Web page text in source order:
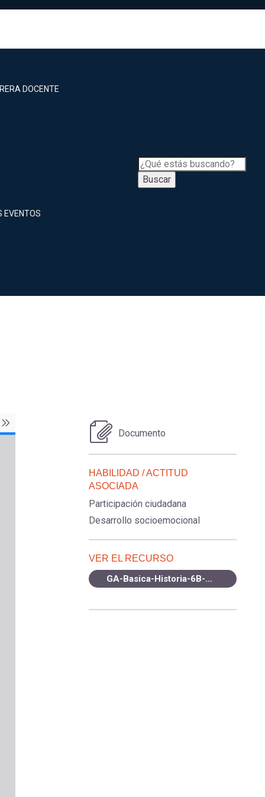
DOCENTE
EVENTOS
Buscar
Documento
HABILIDAD / ACTITUD
ASOCIADA
Participación ciudadana
Desarrollo socioemocional
VER EL RECURSO
GA-Basica-Historia-6B-OA7-2021.pdf